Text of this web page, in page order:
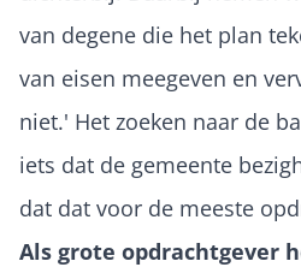
van degene die het plan
van eisen meegeven en
niet.' Het zoeken naar de
iets dat de gemeente
dat dat voor de meeste
Als grote opdrachtgever